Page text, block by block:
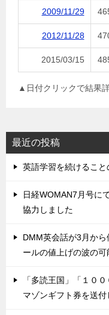
2009/11/29
2012/11/28
2015/03/15
▲日付クリックで結果詳
最近の投稿
英語学習を続けるこ
日経WOMAN7月号に
協力しました
DMM英会話が3月か
ールの値上げの波の可
「多読王国」「１０
マゾンギフト券を送付